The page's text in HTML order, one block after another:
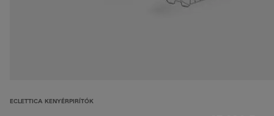
ECLETTICA KENYÉRPIRÍTÓK